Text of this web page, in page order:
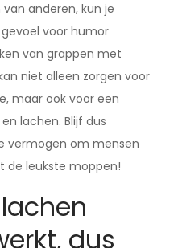
anderen, kun je
voor humor
van grappen met
niet alleen zorgen voor
maar ook voor een
lachen. Blijf dus
vermogen om mensen
de leukste moppen!
dus